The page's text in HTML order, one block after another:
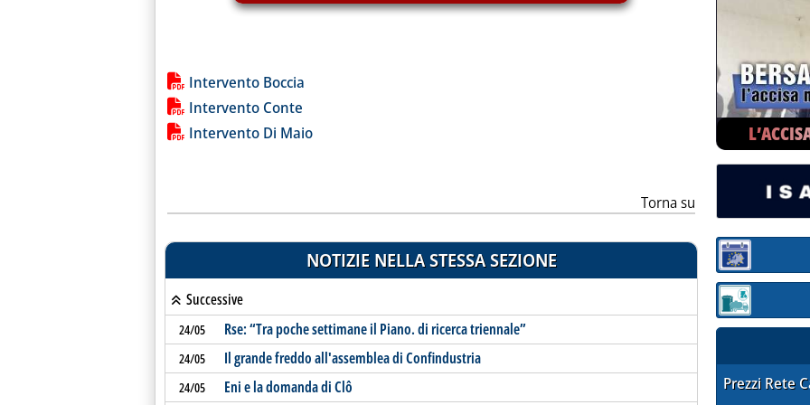
Lista allegati PDF alla notizia
Intervento Boccia
Intervento Conte
Intervento Di Maio
Torna su
NOTIZIE NELLA STESSA SEZIONE
Successive
24/05 Rse: “Tra poche settimane il Piano. di ricerca triennale”
24/05 Il grande freddo all'assemblea di Confindustria
24/05 Eni e la domanda di Clô
Sezione:
Sezione:
Prezzi Rete